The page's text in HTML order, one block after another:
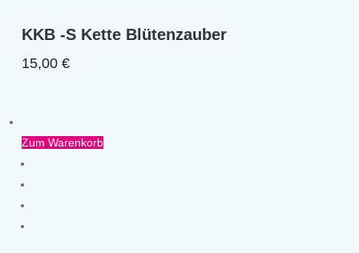
KKB -S Kette Blütenzauber
15,00€
Zum Warenkorb